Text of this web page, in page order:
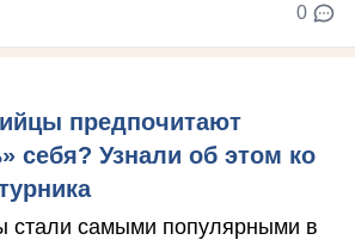
0
предпочитают
себя? Узнали об этом ко
стали самыми популярными в